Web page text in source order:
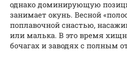
однако доминирующую
занимает окунь. Весной
поплавочной снастью,
или малька. В это время
бочагах и заводях с полным